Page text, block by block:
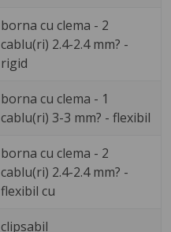
borna cu clema - 2
cablu(ri) 2.4-2.4 mm? -
rigid
borna cu clema - 1
cablu(ri) 3-3 mm? - flexibil
borna cu clema - 2
cablu(ri) 2.4-2.4 mm? -
flexibil cu
clipsabil